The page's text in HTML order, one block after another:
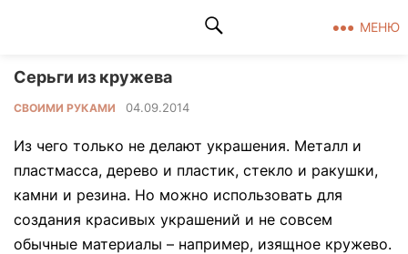
МЕНЮ
Серьги из кружева
СВОИМИ РУКАМИ 04.09.2014
Из чего только не делают украшения. Металл и
пластмасса, дерево и пластик, стекло и ракушки,
камни и резина. Но можно использовать для
создания красивых украшений и не совсем
обычные материалы – например, изящное кружево.